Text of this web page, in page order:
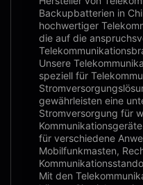
Backupbatterien in
hochwertiger
die auf die
Unsere
speziell für
gewährleisten eine
Stromversorgung für
für verschiedene
Mobilfunkmasten,
Mit den